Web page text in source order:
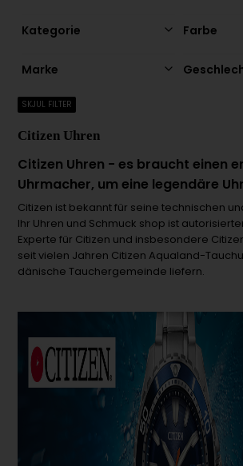
Kategorie Farbe
Marke
SKJUL FILTER
Citizen Uhren
Citizen Uhren - es braucht einen
Uhrmacher, um eine legendäre
Citizen ist bekannt für seine technischen
Ihr Uhren und Schmuck shop ist
Experte für Citizen und insbesondere
seit vielen Jahren Citizen Aqualand-
dänische Tauchergemeinde liefern.